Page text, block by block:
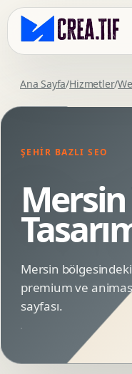
Ana Sayfa/Hizmetler/
ŞEHIR BAZLI SEO
Mersin
premium ve
sayfası.